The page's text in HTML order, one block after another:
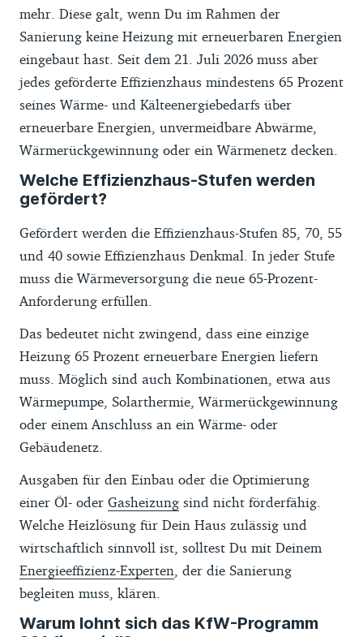
mehr. Diese galt, wenn Du im Rahmen der
Sanierung keine Heizung mit erneuerbaren Energien
eingebaut hast. Seit dem 21. Juli 2026 muss aber
jedes geförderte Effizienzhaus mindestens 65 Prozent
seines Wärme- und Kälteenergiebedarfs über
erneuerbare Energien, unvermeidbare Abwärme,
Wärmerückgewinnung oder ein Wärmenetz decken.
Welche Effizienzhaus-Stufen werden
gefördert?
Gefördert werden die Effizienzhaus-Stufen 85, 70, 55
und 40 sowie Effizienzhaus Denkmal. In jeder Stufe
muss die Wärmeversorgung die neue 65-Prozent-
Anforderung erfüllen.
Das bedeutet nicht zwingend, dass eine einzige
Heizung 65 Prozent erneuerbare Energien liefern
muss. Möglich sind auch Kombinationen, etwa aus
Wärmepumpe, Solarthermie, Wärmerückgewinnung
oder einem Anschluss an ein Wärme- oder
Gebäudenetz.
Ausgaben für den Einbau oder die Optimierung
einer Öl- oder Gasheizung sind nicht förderfähig.
Welche Heizlösung für Dein Haus zulässig und
wirtschaftlich sinnvoll ist, solltest Du mit Deinem
Energieeffizienz-Experten , der die Sanierung
begleiten muss, klären.
Warum lohnt sich das KfW-Programm